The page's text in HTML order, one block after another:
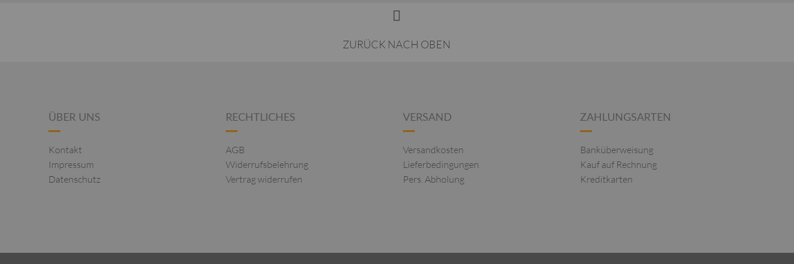
ZURÜCK NACH OBEN
ÜBER UNS
Kontakt
Impressum
Datenschutz
RECHTLICHES
AGB
Widerrufsbelehrung
Vertrag widerrufen
VERSAND
Versandkosten
Lieferbedingungen
Pers. Abholung
ZAHLUNGSARTEN
Banküberweisung
Kauf auf Rechnung
Kreditkarten